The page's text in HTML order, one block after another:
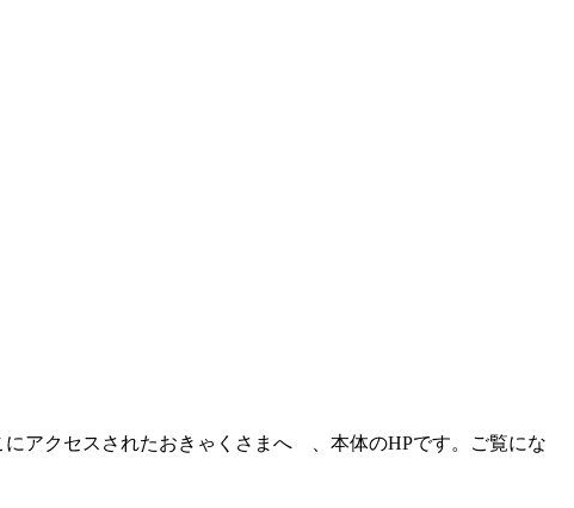
アクセスされたおきゃくさまへ 、本体のHPです。ご覧にな